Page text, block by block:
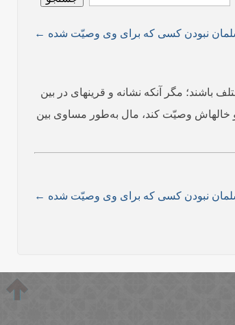
نبودن کسی که برای وی وصیّت شده ←
یا زن یا مختلف باشند؛ مگر آنکه نشانه و قرینه­ای در بین
خاله­اش وصیّت کند، مال به‌طور مساوی بین
نبودن کسی که برای وی وصیّت شده ←